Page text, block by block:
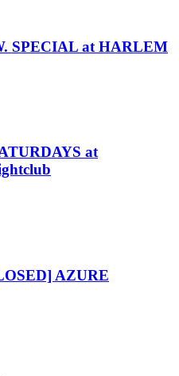
SPECIAL at HARLEM
at
AZURE